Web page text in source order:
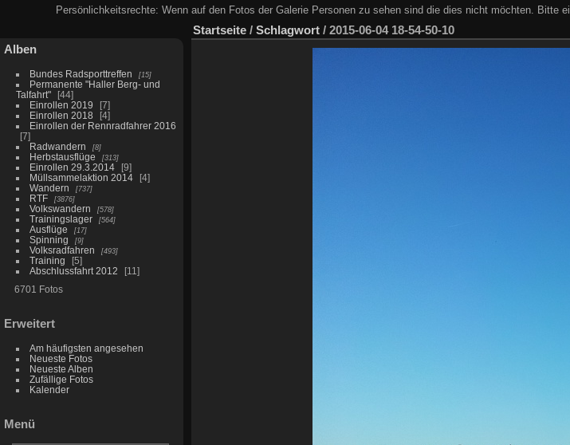
Persönlichkeitsrechte: Wenn auf den Fotos der Galerie Personen zu sehen sind die dies nicht möchten. Bitte
Alben
Bundes Radsporttreffen 15
Permanente "Haller Berg- und
Talfahrt"
44
Einrollen 2019
7
Einrollen 2018
4
Einrollen der Rennradfahrer 2016
7
Radwandern
8
Herbstausflüge 313
Einrollen 29.3.2014
9
Müllsammelaktion 2014
4
Wandern
737
RTF 3876
Volkswandern 578
Trainingslager 564
Ausflüge 17
Spinning 9
Volksradfahren 493
Training
5
Abschlussfahrt 2012
11
6701 Fotos
Erweitert
Am häufigsten angesehen
Neueste Fotos
Neueste Alben
Zufällige Fotos
Kalender
Menü
Startseite / Schlagwort / 2015-06-04 18-54-50-10